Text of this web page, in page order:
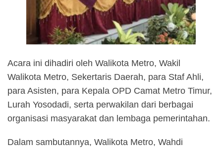
Acara ini dihadiri oleh Walikota Metro, Wakil
Walikota Metro, Sekertaris Daerah, para Staf Ahli,
para Asisten, para Kepala OPD Camat Metro Timur,
Lurah Yosodadi, serta perwakilan dari berbagai
organisasi masyarakat dan lembaga pemerintahan.
Dalam sambutannya, Walikota Metro, Wahdi